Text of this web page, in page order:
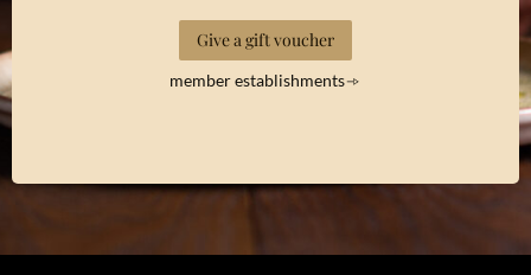
Give a gift voucher
member establishments